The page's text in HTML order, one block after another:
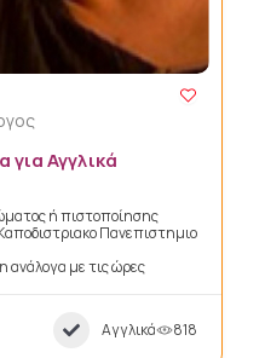
για Αγγλικά
ή πιστοποίησης
Πανεπιστημιο
ανάλογα με τις ώρες
Αγγλικά 818